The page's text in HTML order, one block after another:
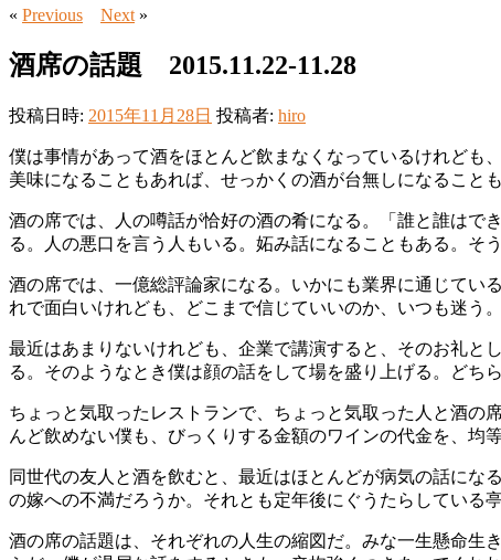
« Previous Next »
酒席の話題 2015.11.22-11.28
投稿日時: 2015年11月28日 投稿者: hiro
僕は事情があって酒をほとんど飲まなくなっているけれども
美味になることもあれば、せっかくの酒が台無しになることも
酒の席では、人の噂話が恰好の酒の肴になる。「誰と誰はで
る。人の悪口を言う人もいる。妬み話になることもある。そ
酒の席では、一億総評論家になる。いかにも業界に通じてい
れで面白いけれども、どこまで信じていいのか、いつも迷う
最近はあまりないけれども、企業で講演すると、そのお礼と
る。そのようなとき僕は顔の話をして場を盛り上げる。どち
ちょっと気取ったレストランで、ちょっと気取った人と酒の
んど飲めない僕も、びっくりする金額のワインの代金を、均
同世代の友人と酒を飲むと、最近はほとんどが病気の話にな
の嫁への不満だろうか。それとも定年後にぐうたらしている
酒の席の話題は、それぞれの人生の縮図だ。みな一生懸命生